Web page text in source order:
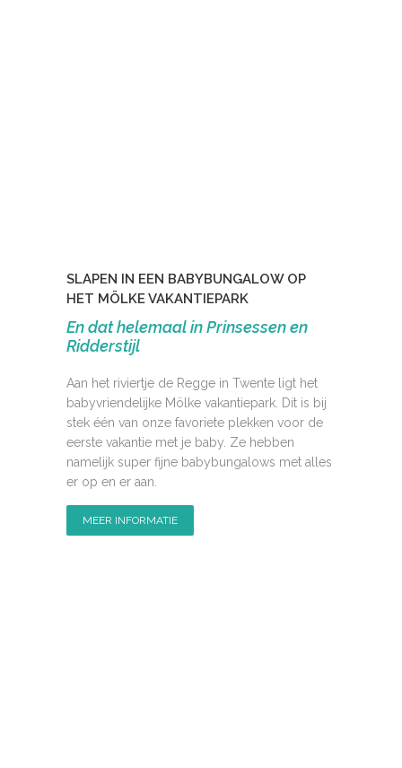
SLAPEN IN EEN BABYBUNGALOW OP
HET MÖLKE VAKANTIEPARK
En dat helemaal in Prinsessen en
Ridderstijl
Aan het riviertje de Regge in Twente ligt het
babyvriendelijke Mölke vakantiepark. Dit is bij
stek één van onze favoriete plekken voor de
eerste vakantie met je baby. Ze hebben
namelijk super fijne babybungalows met alles
er op en er aan.
MEER INFORMATIE